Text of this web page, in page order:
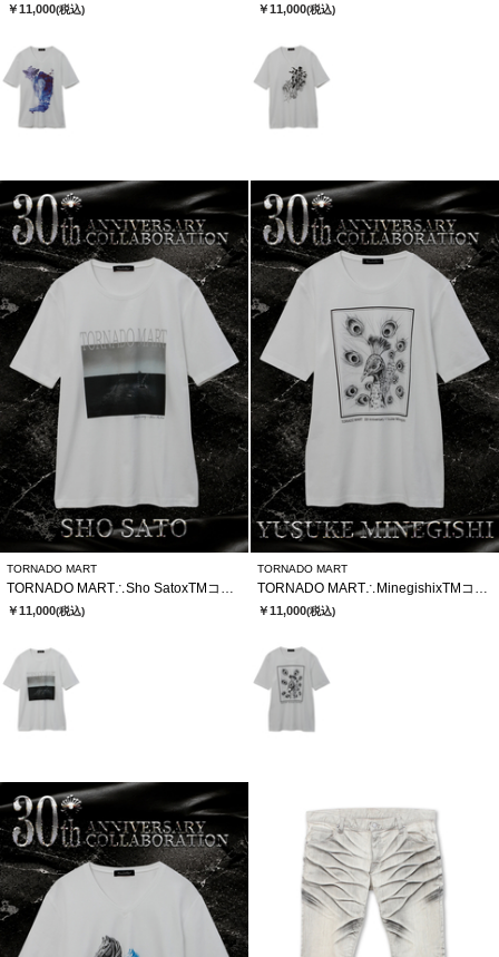
￥11,000(税込) ￥11,000(税込)
TORNADO MART
TORNADO MART∴Sho SatoxTMコラボTシャツ
￥11,000(税込)
TORNADO MART
TORNADO MART∴MinegishixTMコラボTシャツ
￥11,000(税込)